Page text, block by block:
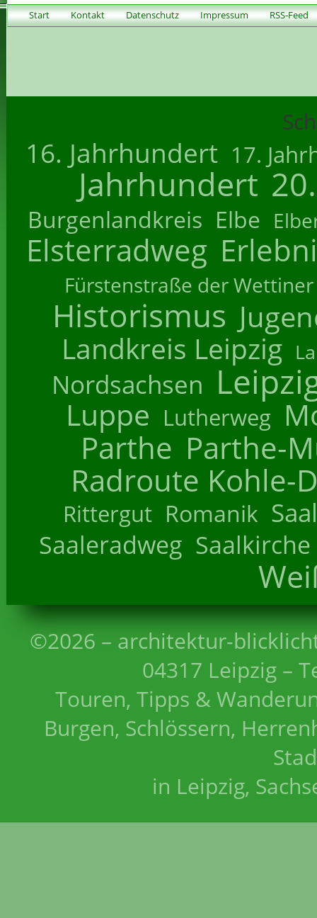
Start Kontakt Datenschutz Impressum RSS-Feed
16. Jahrhundert 17.
Jahrhundert
Burgenlandkreis Elbe
Elsterradweg
Fürstenstraße der Wettiner
Historismus
Landkreis Leipzig
Nordsachsen
Luppe Lutherweg
Parthe Parthe-
Radroute Kohle-
Rittergut Romanik
Saaleradweg Saalkirche
©2026 – architektur-
04317 Leipzig –
Touren, Tipps &
Burgen, Schlössern,
in Leipzig,